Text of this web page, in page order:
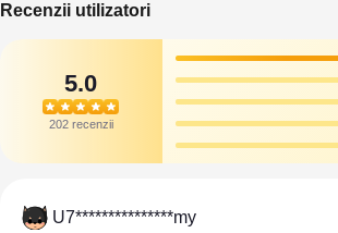
Recenzii utilizatori
5.0
202 recenzii
U7***************my